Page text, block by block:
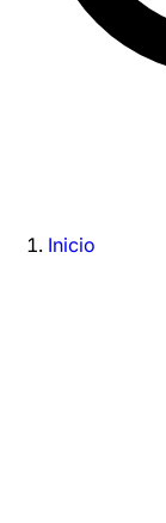
Inicio